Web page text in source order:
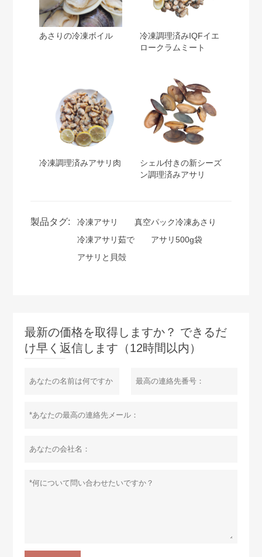
あさりの冷凍ボイル
冷凍調理済みIQFイエ
ロークラムミート
冷凍調理済みアサリ肉
シェル付きの新シーズ
ン調理済みアサリ
製品タグ: 冷凍アサリ
真空パック冷凍あさり
冷凍アサリ茹で
アサリ500g袋
アサリと貝殻
最新の価格を取得しますか？ できるだ
け早く返信します（12時間以内）